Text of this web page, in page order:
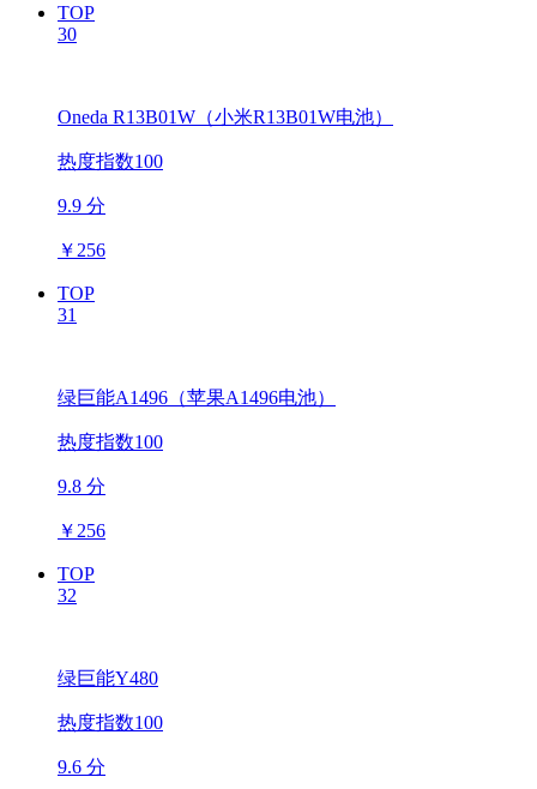
TOP
30
Oneda R13B01W（小米R13B01W电池）
热度指数100
9.9 分
￥ 256
TOP
31
绿巨能A1496（苹果A1496电池）
热度指数100
9.8 分
￥ 256
TOP
32
绿巨能Y480
热度指数100
9.6 分